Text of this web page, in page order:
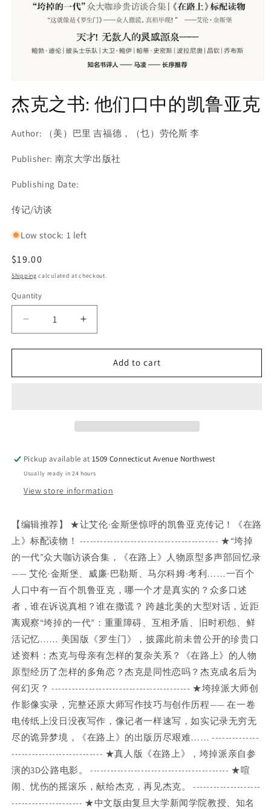
1
in
杰克之书: 他们口中的凯鲁亚克
Author: （美）巴里 吉福德，（乜）劳伦斯 李
Publisher: 南京大学出版社
Publishing Date:
SKU:
传记/访谈
Low stock: 1 left
Regular
price
$19.00
Shipping calculated at checkout.
Quantity
Decrease
quantity
for
克
中
凯
亚
克
Increase
quantity
for
克
他
中
凯
亚
克
Add to cart
Pickup available at1509 Connecticut Avenue Northwest
Usually ready in 24 hours
View store information
【编辑推荐】 ★让艾伦·金斯堡惊呼的凯鲁亚克传记！《在路
上》标配读物！ ----------------------------------------- ★“垮掉
的一代”众大咖访谈合集，《在路上》人物原型多声部回忆录
—— 艾伦·金斯堡、威廉·巴勒斯、马尔科姆·考利……一百个
人口中有一百个凯鲁亚克，哪一个才是真实的？众多口述
者，谁在诉说真相？谁在撒谎？ 跨越北美的大型对话，近距
离观察“垮掉的一代”：重重障碍、互相矛盾、旧时积怨、鲜
活记忆…… 美国版《罗生门》，披露此前未曾公开的珍贵口
述资料：杰克与母亲有怎样的复杂关系？《在路上》的人物
原型经历了怎样的多角恋？杰克是同性恋吗？杰克成名后为
何幻灭？ ----------------------------------------- ★垮掉派大师创
作影像实录，完整还原大师写作技巧与创作历程—— 在一卷
电传纸上没日没夜写作，像记者一样速写，如实记录无穷无
尽的诡异梦境，《在路上》的出版历尽艰难…… --------------
--------------------------- ★真人版《在路上》，垮掉派亲自参
演的3D公路电影。 ----------------------------------------- ★喧
闹、忧伤的摇滚乐，献给杰克，再见杰克。 --------------------
--------------------- ★中文版由复旦大学新闻学院教授、知名